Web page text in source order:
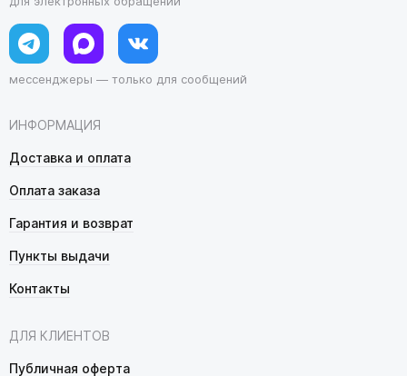
ИНФОРМАЦИЯ
Доставка и оплата
Оплата заказа
Гарантия и возврат
Пункты выдачи
Контакты
ДЛЯ КЛИЕНТОВ
Публичная оферта
мессенджеры — только для сообщений